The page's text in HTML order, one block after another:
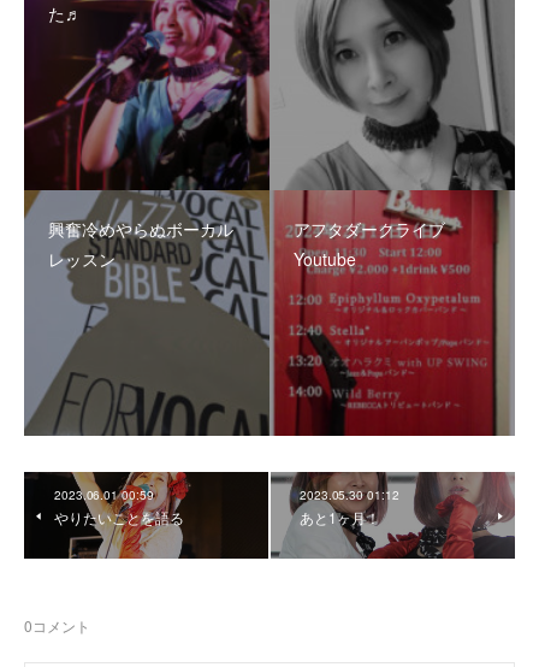
た♬
興奮冷めやらぬボーカル
レッスン
アフタダークライブ
Youtube
2023.06.01 00:59
やりたいことを語る
2023.05.30 01:12
あと1ヶ月！
0コメント